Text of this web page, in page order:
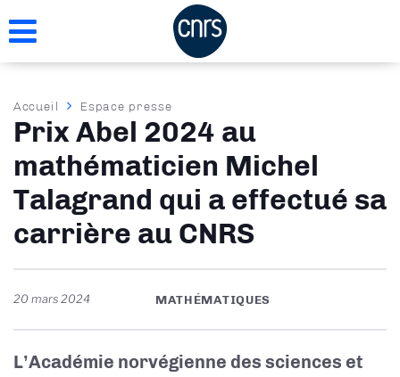
au
Fil
d'Ariane
Accueil Espace presse
Prix Abel 2024 au
mathématicien Michel
Talagrand qui a effectué sa
carrière au CNRS
20 mars 2024 MATHÉMATIQUES
L’Académie norvégienne des sciences et